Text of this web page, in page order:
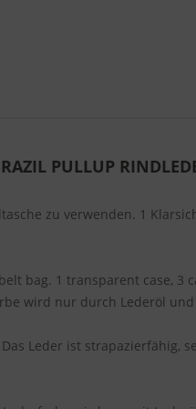
PULLUP
zu verwenden. 1
bag. 1 transparent case, 3
wird nur durch Lederöl
Leder ist strapazierfähig,